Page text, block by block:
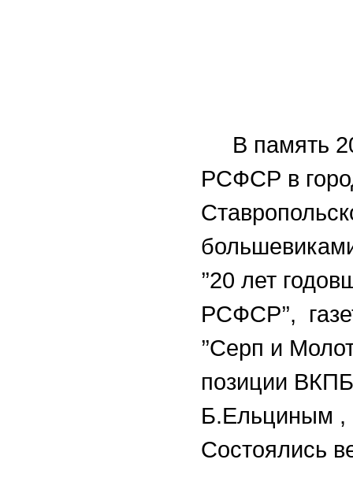
В память 20
РСФСР в
’’20 лет
РСФСР’’,
’’Серп и
позиции ВКПБ
Б.Ельциным